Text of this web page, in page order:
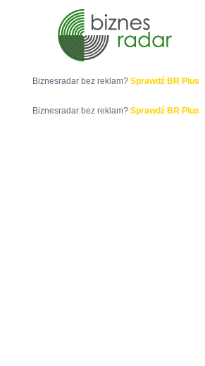
Biznesradar bez reklam? Sprawdź BR Plus
Biznesradar bez reklam? Sprawdź BR Plus